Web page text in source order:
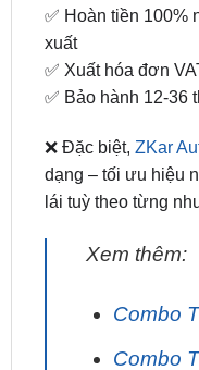
✅ Xuất hóa đơn
✅ Bảo hành 12-36
❌ Đặc biệt,ZKar
lái tuỳ theo từng
Xem thêm:
Combo
Combo
Combo